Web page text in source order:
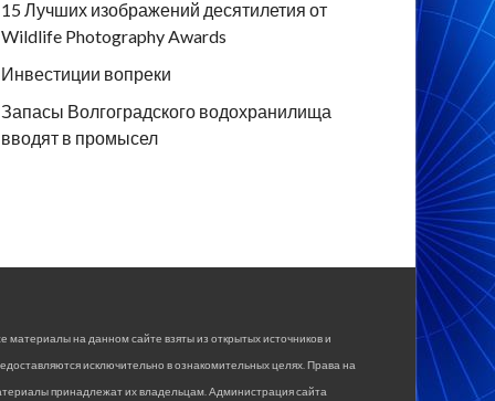
15 Лучших изображений десятилетия от
Wildlife Photography Awards
Инвестиции вопреки
Запасы Волгоградского водохранилища
вводят в промысел
материалы на данном сайте взяты из открытых источников и
исключительно в ознакомительных целях. Права на
принадлежат их владельцам. Администрация сайта